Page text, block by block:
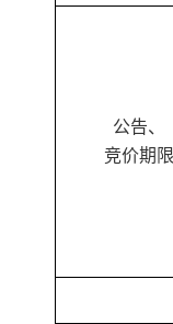
公告、
竞价期限